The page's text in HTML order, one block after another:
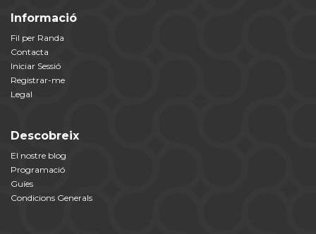
Informació
Fil per Randa
Contacta
Iniciar Sessió
Registrar-me
Legal
Descobreix
El nostre blog
Programació
Guíes
Condicions Generals